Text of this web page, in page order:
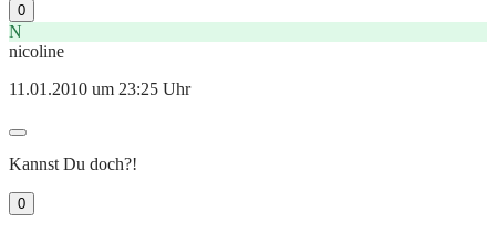
0
N
nicoline
11.01.2010 um 23:25 Uhr
Kannst Du doch?!
0